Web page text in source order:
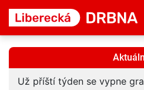
Už příští týden se vypne